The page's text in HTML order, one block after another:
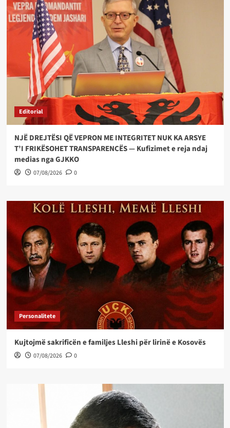
Editorial
NJË DREJTËSI QË VEPRON ME INTEGRITET NUK KA ARSYE
T’I FRIKËSOHET TRANSPARENCËS — Kufizimet e reja ndaj
medias nga GJKKO
07/08/2026 0
Personalitete
Kujtojmë sakrificën e familjes Lleshi për lirinë e Kosovës
07/08/2026 0